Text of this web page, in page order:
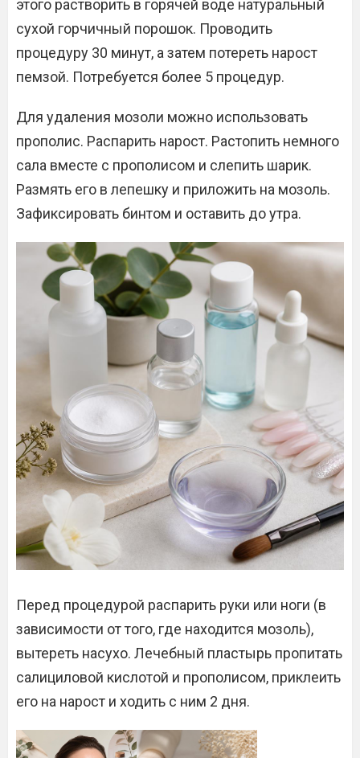
этого растворить в горячей воде натуральный
сухой горчичный порошок. Проводить
процедуру 30 минут, а затем потереть нарост
пемзой. Потребуется более 5 процедур.
Для удаления мозоли можно использовать
прополис. Распарить нарост. Растопить немного
сала вместе с прополисом и слепить шарик.
Размять его в лепешку и приложить на мозоль.
Зафиксировать бинтом и оставить до утра.
Перед процедурой распарить руки или ноги (в
зависимости от того, где находится мозоль),
вытереть насухо. Лечебный пластырь пропитать
салициловой кислотой и прополисом, приклеить
его на нарост и ходить с ним 2 дня.